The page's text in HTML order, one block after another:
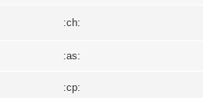
:ch:
:as:
:cp: